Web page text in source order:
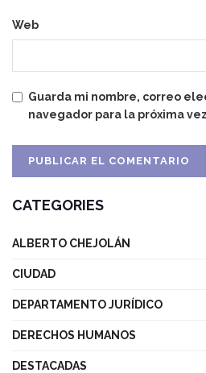
Web
Guarda mi nombre, correo
navegador para la próxima
CATEGORIES
ALBERTO CHEJOLÁN
CIUDAD
DEPARTAMENTO JURÍDICO
DERECHOS HUMANOS
DESTACADAS